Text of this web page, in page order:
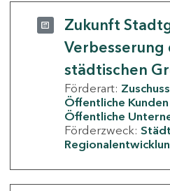
Zukunft
Verbesserung
städtischen
Förderart: Zuschuss
Öffentliche Kunden
Öffentliche
Förderzweck: